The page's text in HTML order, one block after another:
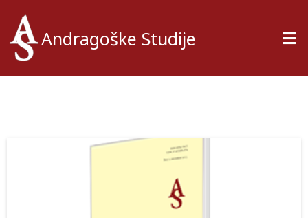
Andragoške Studije